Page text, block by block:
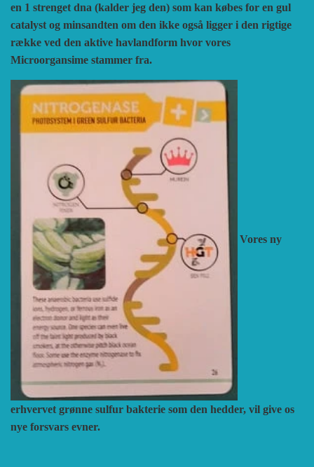
en 1 strenget dna (kalder jeg den) som kan købes for en gul
catalyst og minsandten om den ikke også ligger i den rigtige
række ved den aktive havlandform hvor vores
Microorgansime stammer fra.
Vores ny
erhvervet grønne sulfur bakterie som den hedder, vil give os
nye forsvars evner.